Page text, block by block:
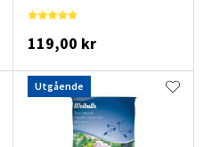
119,00 kr
Utgående